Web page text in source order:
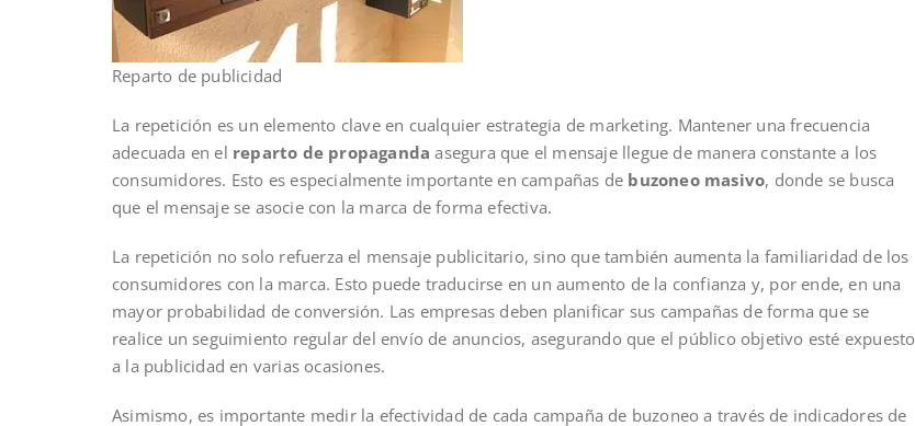
Reparto de publicidad
La repetición es un elemento clave en cualquier estrategia de marketing. Mantener una frecuencia
adecuada en el reparto de propaganda asegura que el mensaje llegue de manera constante a los
consumidores. Esto es especialmente importante en campañas de buzoneo masivo, donde se busca
que el mensaje se asocie con la marca de forma efectiva.
La repetición no solo refuerza el mensaje publicitario, sino que también aumenta la familiaridad de los
consumidores con la marca. Esto puede traducirse en un aumento de la confianza y, por ende, en una
mayor probabilidad de conversión. Las empresas deben planificar sus campañas de forma que se
realice un seguimiento regular del envío de anuncios, asegurando que el público objetivo esté expuesto
a la publicidad en varias ocasiones.
Asimismo, es importante medir la efectividad de cada campaña de buzoneo a través de indicadores de